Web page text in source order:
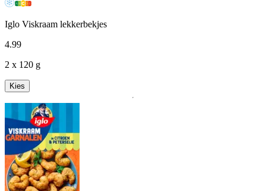
Iglo Viskraam lekkerbekjes
4.99
2 x 120 g
Kies